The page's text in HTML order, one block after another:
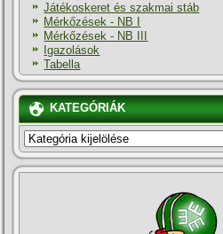
Játékoskeret és szakmai stáb
Mérkőzések - NB I
Mérkőzések - NB III
Igazolások
Tabella
KATEGÓRIÁK
KATEGÓRIÁK